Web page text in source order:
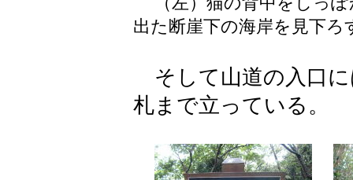
出た断崖下の海岸を見下ろ
そして山道の入口
札まで立っている。